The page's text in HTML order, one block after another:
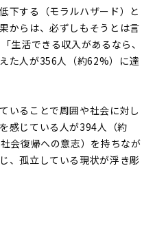
下する（モラルハザード）と
からは、必ずしもそうとは言
生活できる収入があるなら、
た人が356人（約62%）に達
いることで周囲や社会に対し
感じている人が394人（約
会復帰への意志）を持ちなが
、孤立している現状が浮き彫